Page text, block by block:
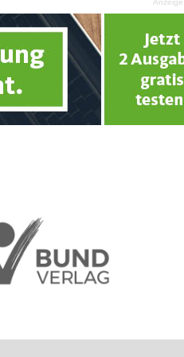
Anzeige